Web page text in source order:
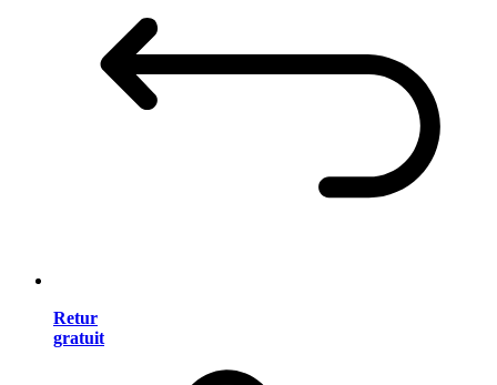
Retur
gratuit